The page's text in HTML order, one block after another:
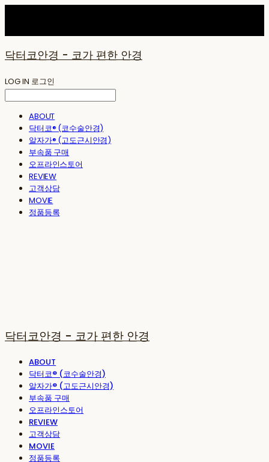
닥터코안경 - 코가 편한 안경
LOG IN 로그인
ABOUT
닥터코® (코수술안경)
알자가® (고도근시안경)
부속품 구매
오프라인스토어
REVIEW
고객상담
MOVIE
정품등록
닥터코안경 - 코가 편한 안경
ABOUT
닥터코® (코수술안경)
알자가® (고도근시안경)
부속품 구매
오프라인스토어
REVIEW
고객상담
MOVIE
정품등록